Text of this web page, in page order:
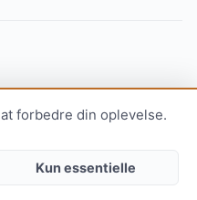
til familien: Den
genoptræning og
læsning
forbedre din oplevelse.
Kun essentielle